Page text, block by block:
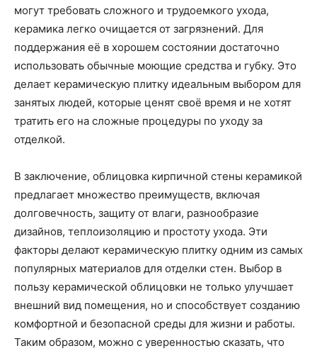
могут требовать сложного и трудоемкого ухода,
керамика легко очищается от загрязнений. Для
поддержания её в хорошем состоянии достаточно
использовать обычные моющие средства и губку. Это
делает керамическую плитку идеальным выбором для
занятых людей, которые ценят своё время и не хотят
тратить его на сложные процедуры по уходу за
отделкой.
В заключение, облицовка кирпичной стены керамикой
предлагает множество преимуществ, включая
долговечность, защиту от влаги, разнообразие
дизайнов, теплоизоляцию и простоту ухода. Эти
факторы делают керамическую плитку одним из самых
популярных материалов для отделки стен. Выбор в
пользу керамической облицовки не только улучшает
внешний вид помещения, но и способствует созданию
комфортной и безопасной среды для жизни и работы.
Таким образом, можно с уверенностью сказать, что